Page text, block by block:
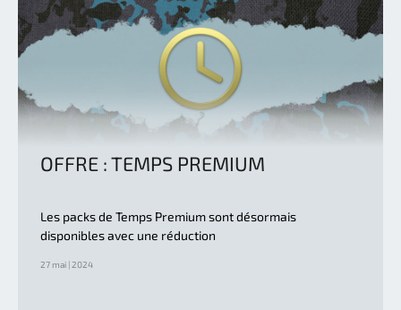
OFFRE : TEMPS PREMIUM
Les packs de Temps Premium sont désormais
disponibles avec une réduction
27 mai | 2024